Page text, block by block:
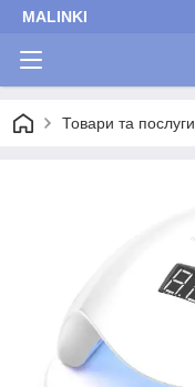
MALINKI
Товари та послуги